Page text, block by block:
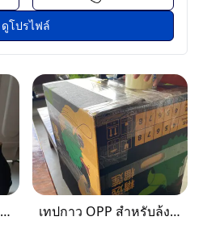
ดูโปรไฟล์
ลูกยางบีบผสมเกสรสำหรับอินทผาลัม,อินทผาลัม,ผสมเกสร,ช่อ,เนื้อเยื่อ
เทปกาว OPP สำหรับล้งผลไม้ – เหนียวแน่น ประหยัดกว่า ติดทน สบายใจ